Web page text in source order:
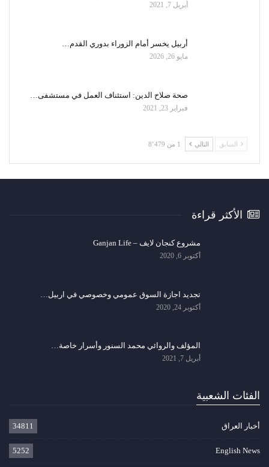
أبريل 7, 2021
أربيل يخسر أمام الزوراء بدوري القدم…
مايو 26, 2026
صحة صلاح الدين: استئناف العمل في مستشفى…
فبراير 23, 2021
السابق التالي 1 من 8٬479
الأكثر قراءة
مشروع كنجان لايف – Ganjan Life
أكتوبر 6, 2020
تجديد اجازة السوق عمومي وخصوصي في اربيل…
أكتوبر 24, 2020
المؤلف والروائي محمد السنور وأسرار خاصة…
أبريل 7, 2021
الفئات الشعبية
أخبار العراق 34811
English News
5252